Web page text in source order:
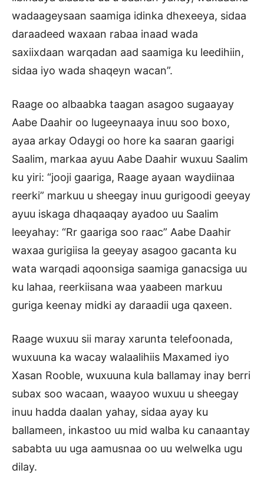
wadaageysaan saamiga idinka dhexeeya, sidaa
daraadeed waxaan rabaa inaad wada
saxiixdaan warqadan aad saamiga ku leedihiin,
sidaa iyo wada shaqeyn wacan”.
Raage oo albaabka taagan asagoo sugaayay
Aabe Daahir oo lugeeynaaya inuu soo boxo,
ayaa arkay Odaygi oo hore ka saaran gaarigi
Saalim, markaa ayuu Aabe Daahir wuxuu Saalim
ku yiri: “jooji gaariga, Raage ayaan waydiinaa
reerki” markuu u sheegay inuu gurigoodi geeyay
ayuu iskaga dhaqaaqay ayadoo uu Saalim
leeyahay: “Rr gaariga soo raac” Aabe Daahir
waxaa gurigiisa la geeyay asagoo gacanta ku
wata warqadi aqoonsiga saamiga ganacsiga uu
ku lahaa, reerkiisana waa yaabeen markuu
guriga keenay midki ay daraadii uga qaxeen.
Raage wuxuu sii maray xarunta telefoonada,
wuxuuna ka wacay walaalihiis Maxamed iyo
Xasan Rooble, wuxuuna kula ballamay inay berri
subax soo wacaan, waayoo wuxuu u sheegay
inuu hadda daalan yahay, sidaa ayay ku
ballameen, inkastoo uu mid walba ku canaantay
sababta uu uga aamusnaa oo uu welwelka ugu
dilay.